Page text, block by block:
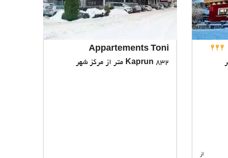
از
Appartements Toni
Kaprun 832 متر از مرکز شهر